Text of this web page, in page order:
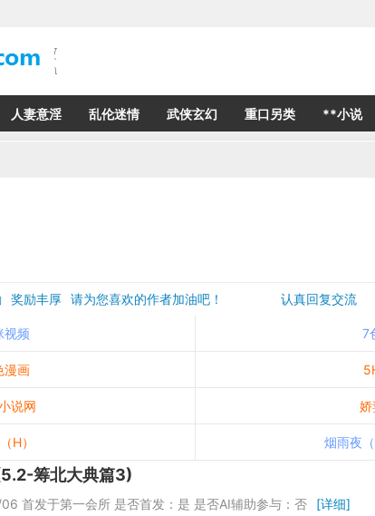
人妻意淫 乱伦迷情 武侠玄幻 重口另类 **小说
奖励丰厚 请为您喜欢的作者加油吧！ 认真回复交流
视频
7
漫画
说网 娇
H） 烟雨夜（
筹北大典篇3)
首发于第一会所 是否首发：是 是否AI辅助参与：否
[详细]